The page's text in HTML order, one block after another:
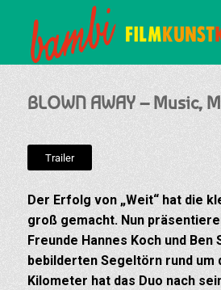
BLOWN AWAY – Music,
Trailer
Der Erfolg von „Weit“ hat die
groß gemacht. Nun
Freunde Hannes Koch und Ben
bebilderten Segeltörn rund um
Kilometer hat das Duo nach